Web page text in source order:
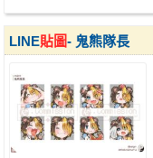
LINE貼圖- 鬼熊隊長